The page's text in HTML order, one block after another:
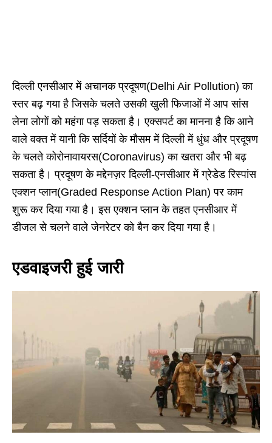
दिल्ली एनसीआर में अचानक प्रदूषण(Delhi Air Pollution) का
स्तर बढ़ गया है जिसके चलते उसकी खुली फिजाओं में आप सांस
लेना लोगों को महंगा पड़ सकता है। एक्सपर्ट का मानना है कि आने
वाले वक्त में यानी कि सर्दियों के मौसम में दिल्ली में धुंध और प्रदूषण
के चलते कोरोनावायरस(Coronavirus) का खतरा और भी बढ़
सकता है। प्रदूषण के मद्देनज़र दिल्ली-एनसीआर में ग्रेडेड रिस्पांस
एक्शन प्लान(Graded Response Action Plan) पर काम
शुरू कर दिया गया है। इस एक्शन प्लान के तहत एनसीआर में
डीजल से चलने वाले जेनरेटर को बैन कर दिया गया है।
एडवाइजरी हुई जारी